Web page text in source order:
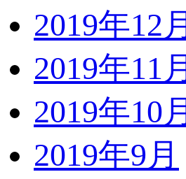
2019年12月
2019年11月
2019年10月
2019年9月